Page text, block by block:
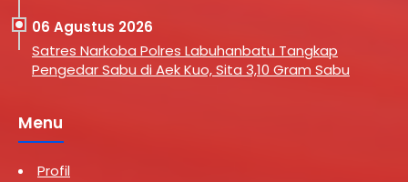
06 Agustus 2026
Satres Narkoba Polres Labuhanbatu Tangkap
Pengedar Sabu di Aek Kuo, Sita 3,10 Gram Sabu
Menu
Profil